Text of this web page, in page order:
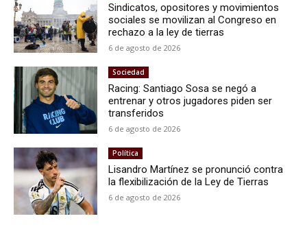
Sindicatos, opositores y movimientos
sociales se movilizan al Congreso en
rechazo a la ley de tierras
6 de agosto de 2026
Sociedad
Racing: Santiago Sosa se negó a
entrenar y otros jugadores piden ser
transferidos
6 de agosto de 2026
Política
Lisandro Martínez se pronunció contra
la flexibilización de la Ley de Tierras
6 de agosto de 2026